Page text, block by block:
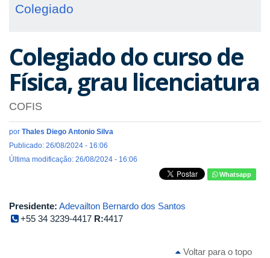
Colegiado
Colegiado do curso de
Física, grau licenciatura
COFIS
por Thales Diego Antonio Silva
Publicado: 26/08/2024 - 16:06
Última modificação: 26/08/2024 - 16:06
Whatsapp
Presidente: Adevailton Bernardo dos Santos
+55 34 3239-4417 R:4417
Voltar para o topo